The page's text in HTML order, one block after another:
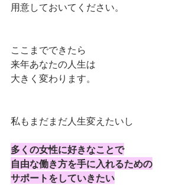
用意しておいてください。
ここまでできたら
来年あなたの人生は
大きく変わります。
私もまだまだ人生変えたいし
多くの女性に好きなことで
自由な働き方を手に入れるための
サポートをしていきたい